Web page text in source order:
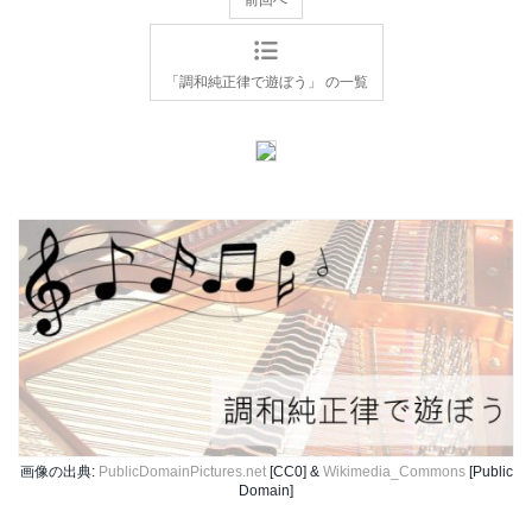
「調和純正律で遊ぼう」 の一覧
画像の出典: PublicDomainPictures.net[CC0] & Wikimedia_Commons[Public
Domain]